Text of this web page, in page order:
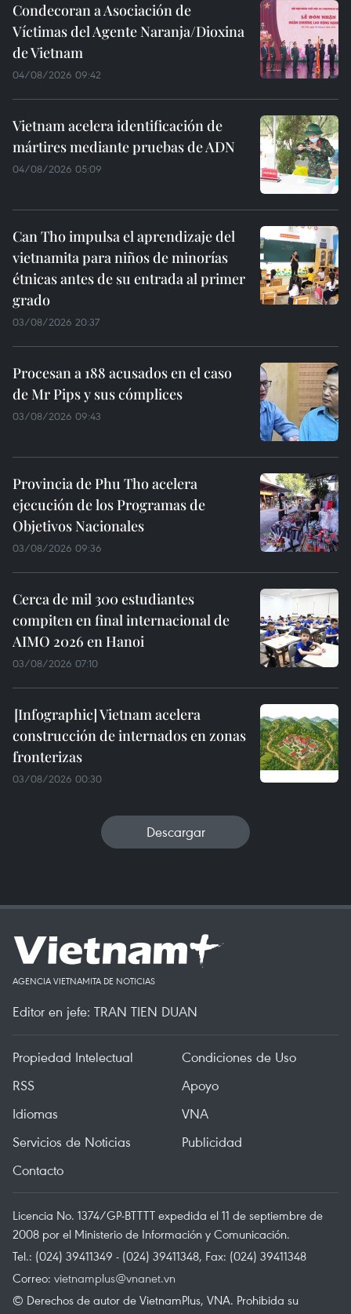
Condecoran a Asociación de
Víctimas del Agente Naranja/Dioxina
de Vietnam
04/08/2026 09:42
Vietnam acelera identificación de
mártires mediante pruebas de ADN
04/08/2026 05:09
Can Tho impulsa el aprendizaje del
vietnamita para niños de minorías
étnicas antes de su entrada al primer
grado
03/08/2026 20:37
Procesan a 188 acusados en el caso
de Mr Pips y sus cómplices
03/08/2026 09:43
Provincia de Phu Tho acelera
ejecución de los Programas de
Objetivos Nacionales
03/08/2026 09:36
Cerca de mil 300 estudiantes
compiten en final internacional de
AIMO 2026 en Hanoi
03/08/2026 07:10
Vietnam acelera
construcción de internados en zonas
fronterizas
03/08/2026 00:30
Descargar
AGENCIA VIETNAMITA DE NOTICIAS
Editor en jefe: TRAN TIEN DUAN
Propiedad Intelectual
Condiciones de Uso
RSS
Apoyo
Idiomas
VNA
Servicios de Noticias
Publicidad
Contacto
Licencia No. 1374/GP-BTTTT expedida el 11 de septiembre de
2008 por el Ministerio de Información y Comunicación.
Tel.: (024) 39411349 - (024) 39411348, Fax: (024) 39411348
Correo: vietnamplus@vnanet.vn
© Derechos de autor de VietnamPlus, VNA. Prohibida su